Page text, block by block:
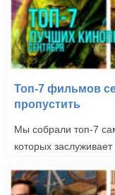
Топ-7 фильмов
пропустить
Мы собрали топ-7
которых